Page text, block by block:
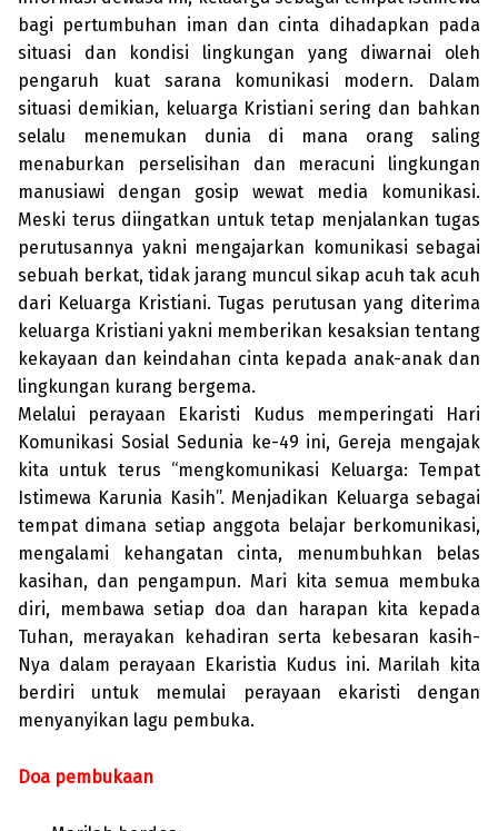
bagi pertumbuhan iman dan cinta dihadapkan pada
situasi dan kondisi lingkungan yang diwarnai oleh
pengaruh kuat sarana komunikasi modern. Dalam
situasi demikian, keluarga Kristiani sering dan bahkan
selalu menemukan dunia di mana orang saling
menaburkan perselisihan dan meracuni lingkungan
manusiawi dengan gosip wewat media komunikasi.
Meski terus diingatkan untuk tetap menjalankan tugas
perutusannya yakni mengajarkan komunikasi sebagai
sebuah berkat, tidak jarang muncul sikap acuh tak acuh
dari Keluarga Kristiani. Tugas perutusan yang diterima
keluarga Kristiani yakni memberikan kesaksian tentang
kekayaan dan keindahan cinta kepada anak-anak dan
lingkungan kurang bergema.
Melalui perayaan Ekaristi Kudus memperingati Hari
Komunikasi Sosial Sedunia ke-49 ini, Gereja mengajak
kita untuk terus “mengkomunikasi Keluarga: Tempat
Istimewa Karunia Kasih”. Menjadikan Keluarga sebagai
tempat dimana setiap anggota belajar berkomunikasi,
mengalami kehangatan cinta, menumbuhkan belas
kasihan, dan pengampun. Mari kita semua membuka
diri, membawa setiap doa dan harapan kita kepada
Tuhan, merayakan kehadiran serta kebesaran kasih-
Nya dalam perayaan Ekaristia Kudus ini. Marilah kita
berdiri untuk memulai perayaan ekaristi dengan
menyanyikan lagu pembuka.
Doa pembukaan